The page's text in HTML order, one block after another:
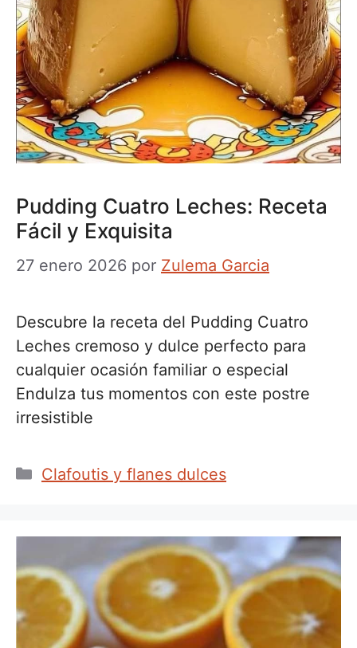
Pudding Cuatro Leches: Receta
Fácil y Exquisita
27 enero 2026 por Zulema Garcia
Descubre la receta del Pudding Cuatro
Leches cremoso y dulce perfecto para
cualquier ocasión familiar o especial
Endulza tus momentos con este postre
irresistible
Categorías
Clafoutis y flanes dulces